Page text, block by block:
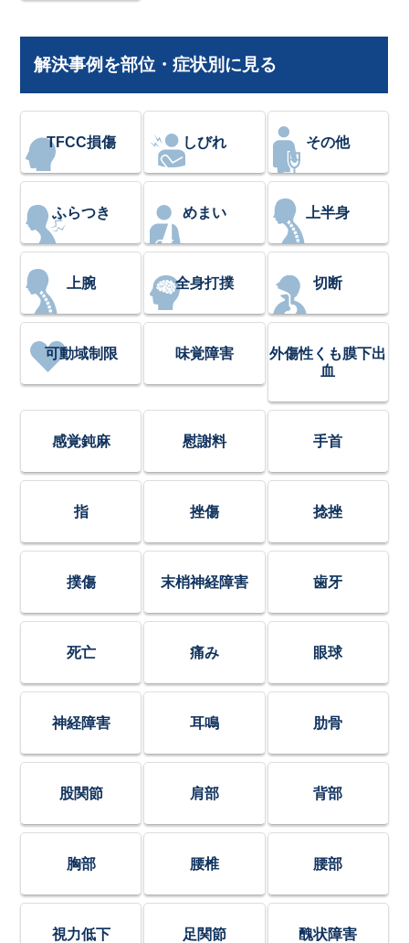
解決事例を部位・症状別に見る
TFCC損傷 しびれ その他
ふらつき めまい 上半身
上腕 全身打撲 切断
可動域制限 味覚障害
外傷性くも膜下出
血
感覚鈍麻 慰謝料 手首
指 挫傷 捻挫
撲傷 末梢神経障害 歯牙
死亡 痛み 眼球
神経障害 耳鳴 肋骨
股関節 肩部 背部
胸部 腰椎 腰部
視力低下 足関節 醜状障害